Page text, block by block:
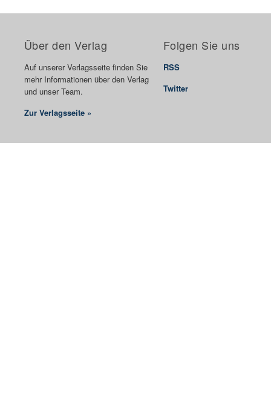
Über den Verlag
Auf unserer Verlagsseite finden Sie
mehr Informationen über den Verlag
und unser Team.
Zur Verlagsseite »
Folgen Sie uns
RSS
Twitter